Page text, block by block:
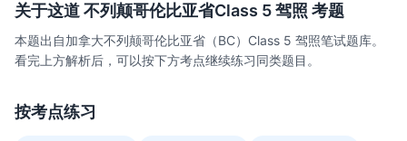
关于这道 不列颠哥伦比亚省Class 5 驾照 考题
本题出自加拿大不列颠哥伦比亚省（BC）Class 5 驾照笔试题库。
看完上方解析后，可以按下方考点继续练习同类题目。
按考点练习